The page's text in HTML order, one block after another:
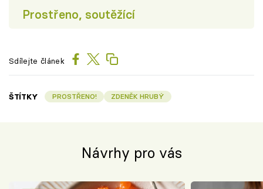
Prostřeno, soutěžící
Sdílejte článek
ŠTÍTKY PROSTŘENO! ZDENĚK HRUBÝ
Návrhy pro vás